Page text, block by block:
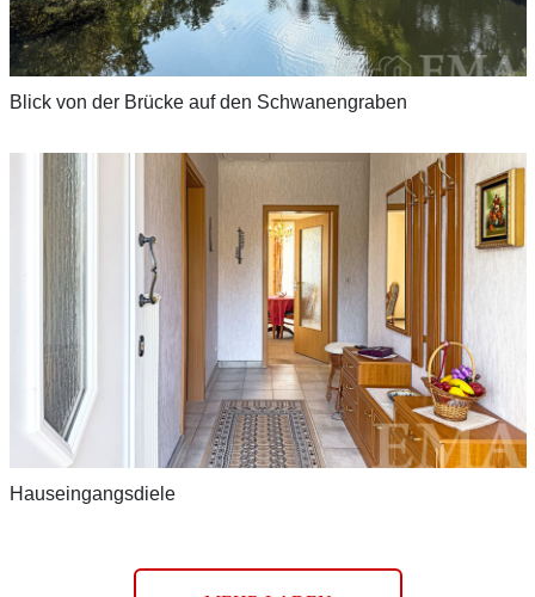
Blick von der Brücke auf den Schwanengraben
Hauseingangsdiele